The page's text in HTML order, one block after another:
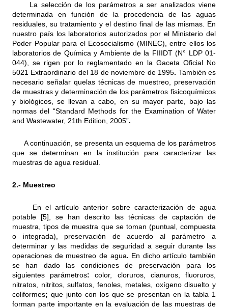
La selección de los parámetros a ser analizados viene
determinada en función de la procedencia de las aguas
residuales, su tratamiento y el destino final de las mismas. En
nuestro país los laboratorios autorizados por el Ministerio del
Poder Popular para el Ecosocialismo (MINEC), entre ellos los
laboratorios de Química y Ambiente de la FIIIDT (N° LDP 01-
044), se rigen por lo reglamentado en la Gaceta Oficial No
5021 Extraordinario del 18 de noviembre de 1995. También es
necesario señalar quelas técnicas de muestreo, preservación
de muestras y determinación de los parámetros fisicoquímicos
y biológicos, se llevan a cabo, en su mayor parte, bajo las
normas del “Standard Methods for the Examination of Water
and Wastewater, 21th Edition, 2005”.
A continuación, se presenta un esquema de los parámetros
que se determinan en la institución para caracterizar las
muestras de agua residual.
2.- Muestreo
En el artículo anterior sobre caracterización de agua
potable [5], se han descrito las técnicas de captación de
muestra, tipos de muestra que se toman (puntual, compuesta
o integrada), preservación de acuerdo al parámetro a
determinar y las medidas de seguridad a seguir durante las
operaciones de muestreo de agua. En dicho artículo también
se han dado las condiciones de preservación para los
siguientes parámetros: color, cloruros, cianuros, fluoruros,
nitratos, nitritos, sulfatos, fenoles, metales, oxígeno disuelto y
coliformes; que junto con los que se presentan en la tabla 1
forman parte importante en la evaluación de las muestras de